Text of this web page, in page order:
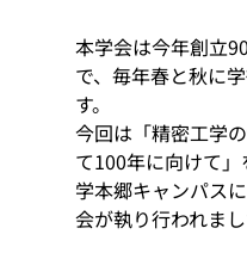
本学会は今年創立
で、毎年春と秋に
す。
今回は「精密工学
て100年に向けて
学本郷キャンパス
会が執り行われまし